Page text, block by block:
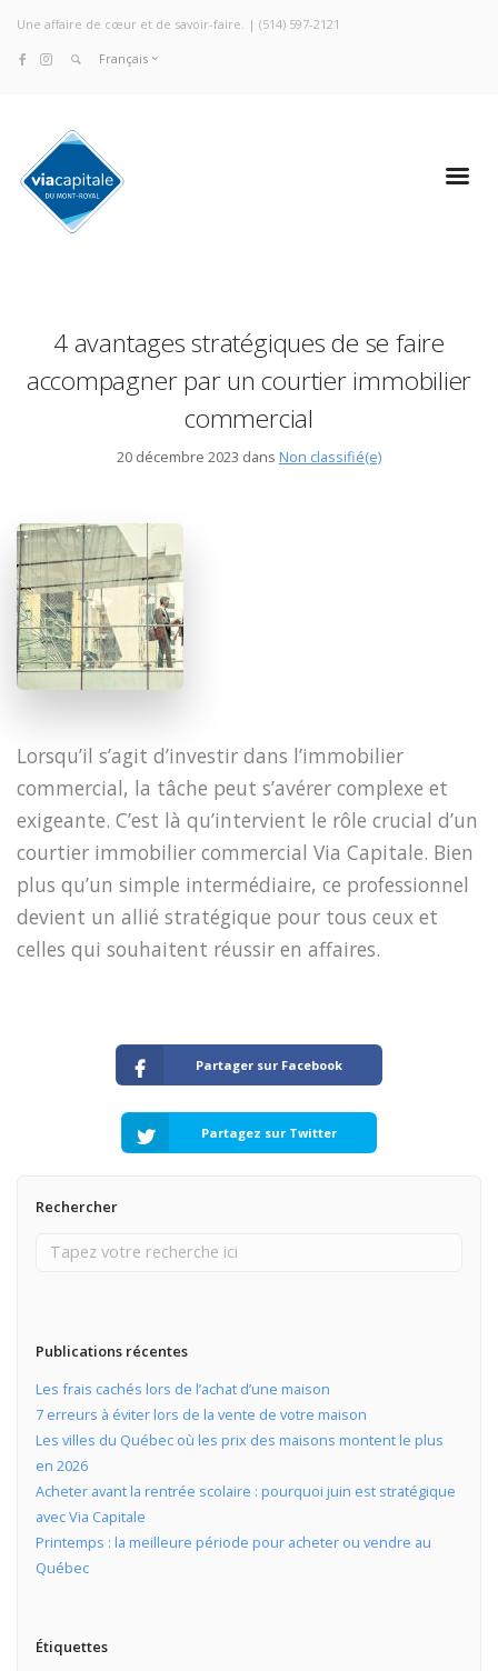
Une affaire de cœur et de savoir-faire. | (514) 597-2121
Français
4 avantages stratégiques de se faire
accompagner par un courtier immobilier
commercial
20 décembre 2023 dans Non classifié(e)
​Lorsqu’il s’agit d’investir dans l’immobilier
commercial, la tâche peut s’avérer complexe et
exigeante. C’est là qu’intervient le rôle crucial d’un
courtier immobilier commercial Via Capitale. Bien
plus qu’un simple intermédiaire, ce professionnel
devient un allié stratégique pour tous ceux et
celles qui souhaitent réussir en affaires.
Partager sur Facebook
Partagez sur Twitter
Rechercher
Publications récentes
Les frais cachés lors de l’achat d’une maison
7 erreurs à éviter lors de la vente de votre maison
Les villes du Québec où les prix des maisons montent le plus
en 2026
Acheter avant la rentrée scolaire : pourquoi juin est stratégique
avec Via Capitale
Printemps : la meilleure période pour acheter ou vendre au
Québec
Étiquettes